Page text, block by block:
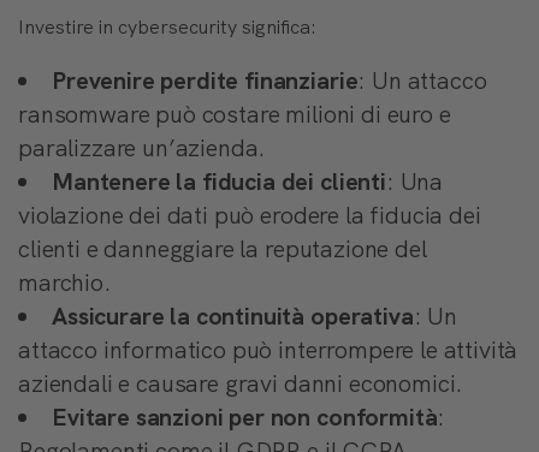
Investire in cybersecurity significa:
Prevenire perdite finanziarie: Un attacco
ransomware può costare milioni di euro e
paralizzare un’azienda.
Mantenere la fiducia dei clienti: Una
violazione dei dati può erodere la fiducia dei
clienti e danneggiare la reputazione del
marchio.
Assicurare la continuità operativa: Un
attacco informatico può interrompere le attività
aziendali e causare gravi danni economici.
Evitare sanzioni per non conformità: